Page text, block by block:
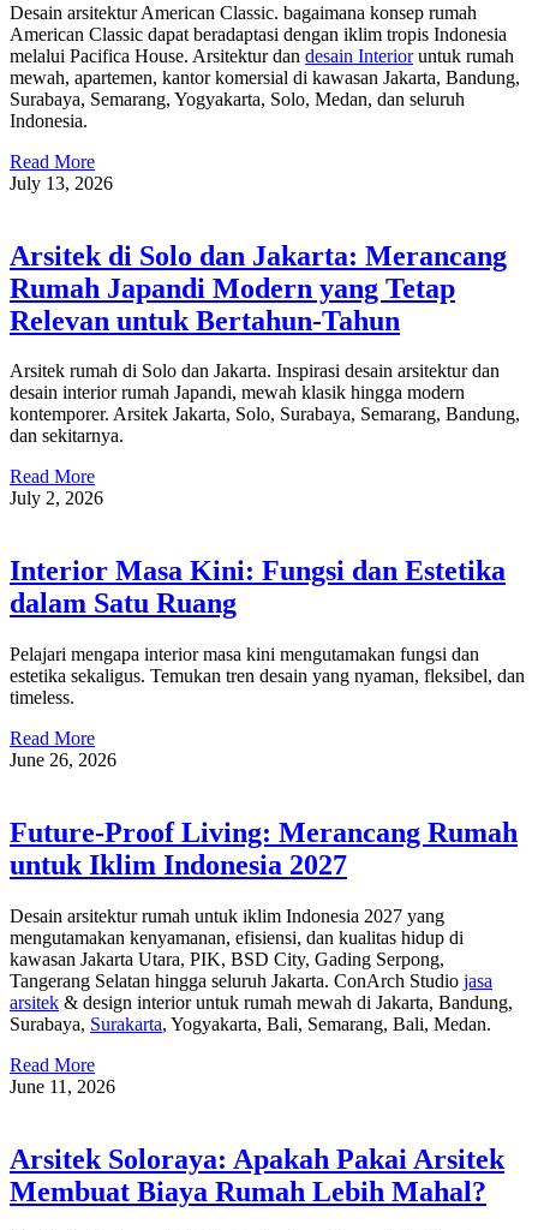
Desain arsitektur American Classic. bagaimana konsep rumah
American Classic dapat beradaptasi dengan iklim tropis Indonesia
melalui Pacifica House. Arsitektur dan desain Interioruntuk rumah
mewah, apartemen, kantor komersial di kawasan Jakarta, Bandung,
Surabaya, Semarang, Yogyakarta, Solo, Medan, dan seluruh
Indonesia.
Read More
July 13, 2026
Arsitek di Solo dan Jakarta: Merancang
Rumah Japandi Modern yang Tetap
Relevan untuk Bertahun-Tahun
Arsitek rumah di Solo dan Jakarta. Inspirasi desain arsitektur dan
desain interior rumah Japandi, mewah klasik hingga modern
kontemporer. Arsitek Jakarta, Solo, Surabaya, Semarang, Bandung,
dan sekitarnya.
Read More
July 2, 2026
Interior Masa Kini: Fungsi dan Estetika
dalam Satu Ruang
Pelajari mengapa interior masa kini mengutamakan fungsi dan
estetika sekaligus. Temukan tren desain yang nyaman, fleksibel, dan
timeless.
Read More
June 26, 2026
Future-Proof Living: Merancang Rumah
untuk Iklim Indonesia 2027
Desain arsitektur rumah untuk iklim Indonesia 2027 yang
mengutamakan kenyamanan, efisiensi, dan kualitas hidup di
kawasan Jakarta Utara, PIK, BSD City, Gading Serpong,
Tangerang Selatan hingga seluruh Jakarta. ConArch Studio jasa
arsitek & design interior untuk rumah mewah di Jakarta, Bandung,
Surabaya, Surakarta, Yogyakarta, Bali, Semarang, Bali, Medan.
Read More
June 11, 2026
Arsitek Soloraya: Apakah Pakai Arsitek
Membuat Biaya Rumah Lebih Mahal?